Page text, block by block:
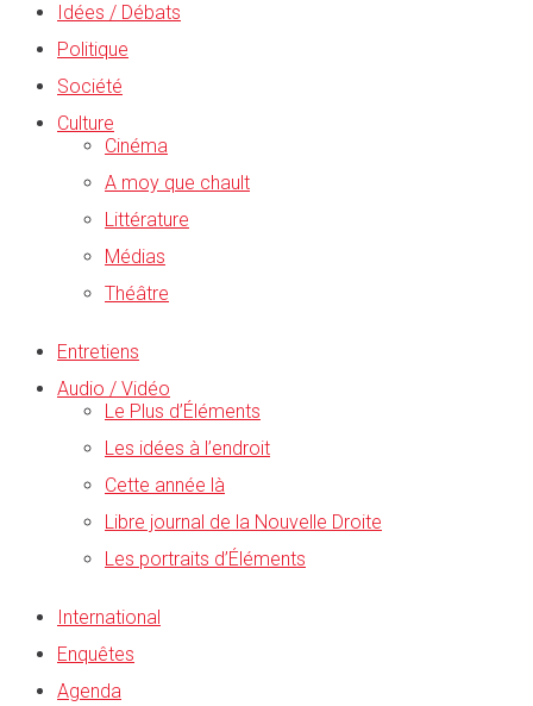
Idées / Débats
Politique
Société
Culture
Cinéma
A moy que chault
Littérature
Médias
Théâtre
Entretiens
Audio / Vidéo
Le Plus d’Éléments
Les idées à l’endroit
Cette année là
Libre journal de la Nouvelle Droite
Les portraits d’Éléments
International
Enquêtes
Agenda